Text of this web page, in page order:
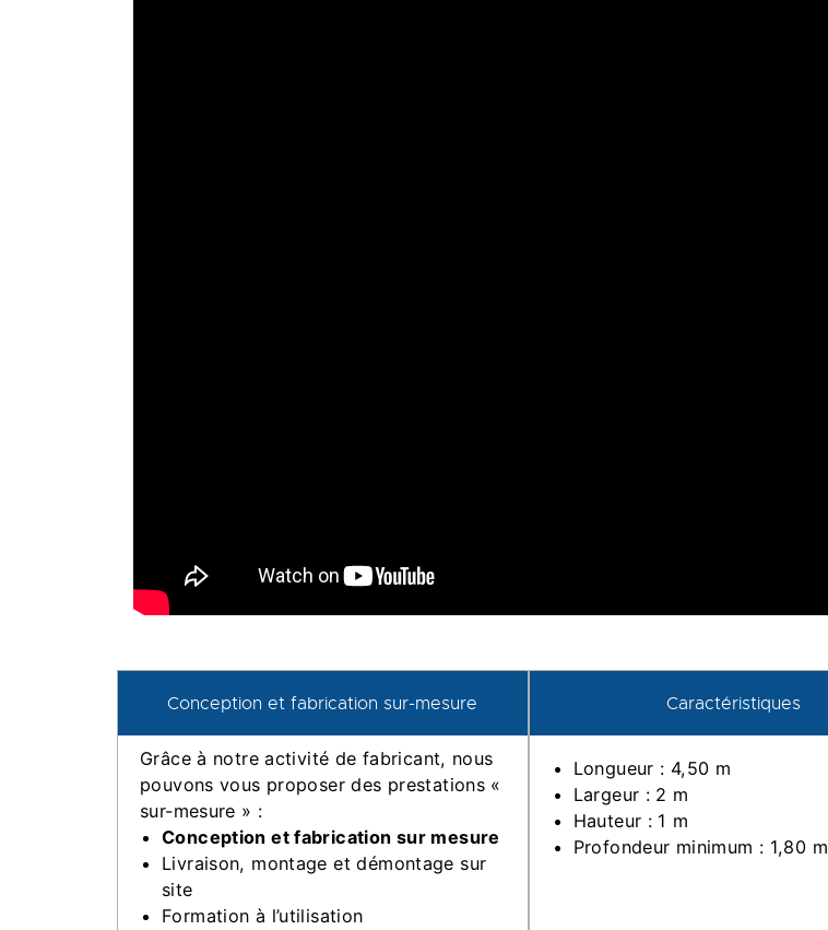
Conception et fabrication sur-mesure
Grâce à notre activité de fabricant, nous
pouvons vous proposer des prestations «
sur-mesure » :
Conception et fabrication sur mesure
Livraison, montage et démontage sur
site
Formation à l’utilisation
Caractéristiques
Longueur : 4,50 m
Largeur : 2 m
Hauteur : 1 m
Profondeur minimum : 1,80 m